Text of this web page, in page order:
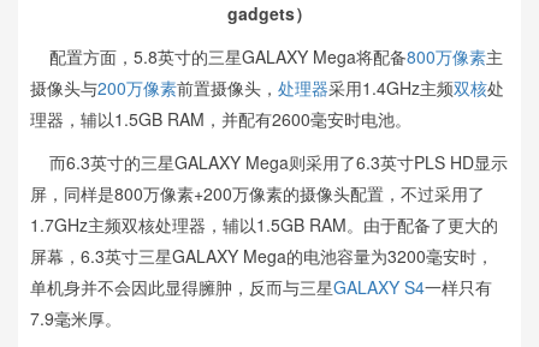
gadgets）
配置方面，5.8英寸的三星GALAXY Mega将配备800万像素主
摄像头与200万像素前置摄像头， 处理器采用1.4GHz主频双核处
理器，辅以1.5GB RAM，并配有2600毫安时电池。
而6.3英寸的三星GALAXY Mega则采用了6.3英寸PLS HD显示
屏，同样是800万像素+200万像素的摄像头配置，不过采用了
1.7GHz主频双核处理器，辅以1.5GB RAM。由于配备了更大的
屏幕，6.3英寸三星GALAXY Mega的电池容量为3200毫安时，
单机身并不会因此显得臃肿，反而与三星GALAXY S4一样只有
7.9毫米厚。